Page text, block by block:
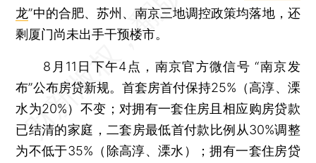
龙”中的合肥、苏州、南京三地调控政策均落地，还
剩厦门尚未出手干预楼市。
8月11日下午4点，南京官方微信号 “南京发
布”公布房贷新规。首套房首付保持25%（高淳、溧
水为20%）不变；对拥有一套住房且相应购房贷款
已结清的家庭，二套房最低首付款比例从30%调整
为不低于35%（除高淳、溧水）；拥有一套住房贷